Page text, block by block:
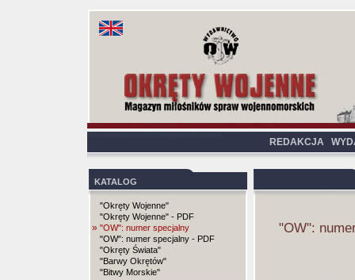
REDAKCJA
KATALOG
"Okręty Wojenne"
"Okręty Wojenne" - PDF
» "OW": numer specjalny
"OW": numer specjalny - PDF
"Okręty Świata"
"Barwy Okrętów"
"Bitwy Morskie"
"OW":